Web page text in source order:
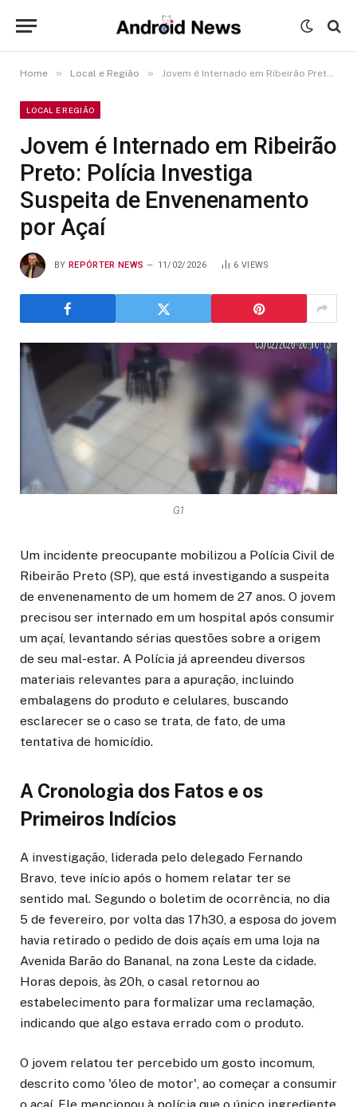
Home » Local e Região » Jovem é Internado em Ribeirão Preto: Polícia Investiga Suspeita de Envenenamento por Açaí
LOCAL E REGIÃO
Jovem é Internado em Ribeirão
Preto: Polícia Investiga
Suspeita de Envenenamento
por Açaí
BY REPÓRTER NEWS 11/02/2026 6 VIEWS
G1
Um incidente preocupante mobilizou a Polícia Civil de
Ribeirão Preto (SP), que está investigando a suspeita
de envenenamento de um homem de 27 anos. O jovem
precisou ser internado em um hospital após consumir
um açaí, levantando sérias questões sobre a origem
de seu mal-estar. A Polícia já apreendeu diversos
materiais relevantes para a apuração, incluindo
embalagens do produto e celulares, buscando
esclarecer se o caso se trata, de fato, de uma
tentativa de homicídio.
A Cronologia dos Fatos e os
Primeiros Indícios
A investigação, liderada pelo delegado Fernando
Bravo, teve início após o homem relatar ter se
sentido mal. Segundo o boletim de ocorrência, no dia
5 de fevereiro, por volta das 17h30, a esposa do jovem
havia retirado o pedido de dois açaís em uma loja na
Avenida Barão do Bananal, na zona Leste da cidade.
Horas depois, às 20h, o casal retornou ao
estabelecimento para formalizar uma reclamação,
indicando que algo estava errado com o produto.
O jovem relatou ter percebido um gosto incomum,
descrito como 'óleo de motor', ao começar a consumir